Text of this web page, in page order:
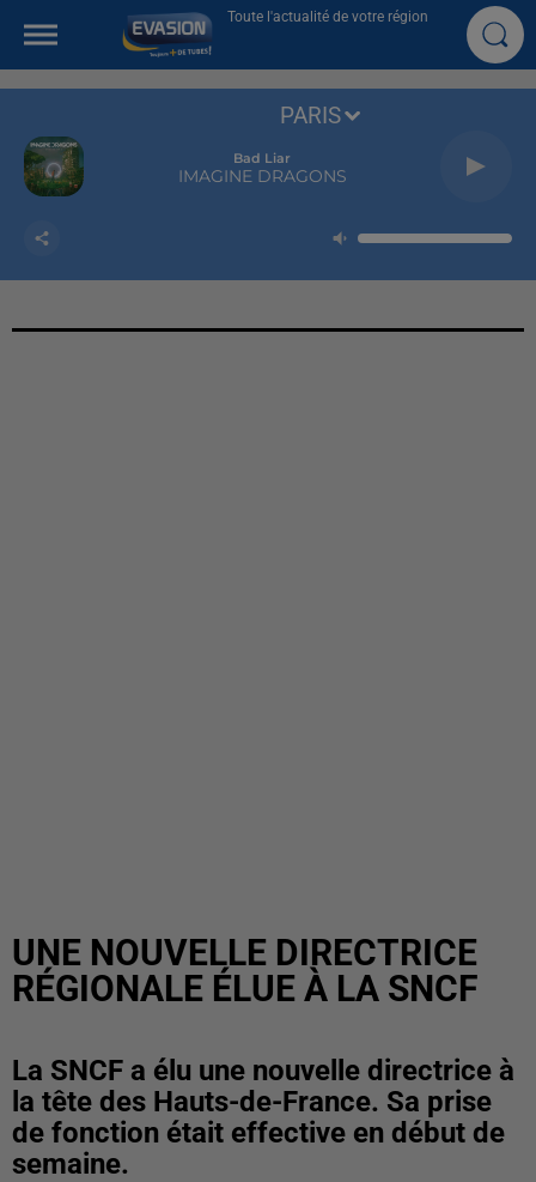
Toute l'actualité de votre région
Bad Liar
IMAGINE DRAGONS
PARIS
UNE NOUVELLE DIRECTRICE
RÉGIONALE ÉLUE À LA SNCF
La SNCF a élu une nouvelle directrice à
la tête des Hauts-de-France. Sa prise
de fonction était effective en début de
semaine.